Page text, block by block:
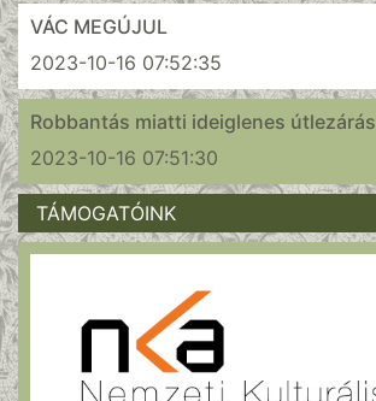
VÁC MEGÚJUL
2023-10-16 07:52:35
Robbantás miatti ideiglenes útlezárás
2023-10-16 07:51:30
TÁMOGATÓINK